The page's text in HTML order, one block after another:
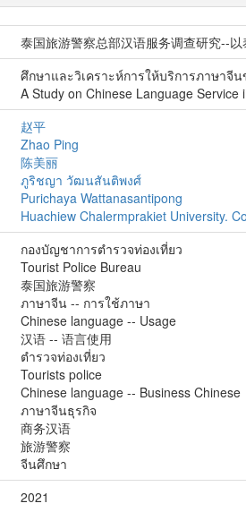
泰国旅游警察总部汉语服务调查研究--
ศึกษาและวิเคราะห์การให้บริการภาษาจี
A Study on Chinese Language
赵平
Zhao Ping
陈美丽
ภูริชญา วัฒนสันติพงศ์
Purichaya Wattanasantipong
Huachiew Chalermprakiet University.
กองบัญชาการตำรวจท่องเที่ยว
Tourist Police Bureau
泰国旅游警察
ภาษาจีน -- การใช้ภาษา
Chinese language -- Usage
汉语 -- 语言使用
ตำรวจท่องเที่ยว
Tourists police
Chinese language -- Business Chinese
ภาษาจีนธุรกิจ
商务汉语
旅游警察
จีนศึกษา
2021